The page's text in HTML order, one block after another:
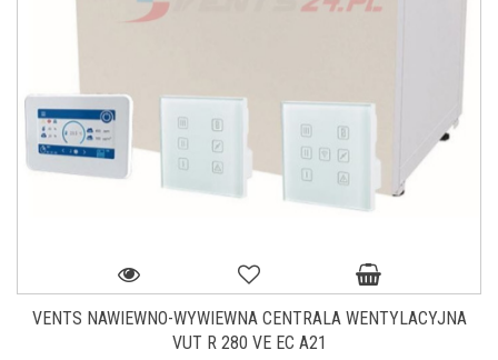
VENTS NAWIEWNO-WYWIEWNA CENTRALA WENTYLACYJNA
VUT R 280 VE EC A21